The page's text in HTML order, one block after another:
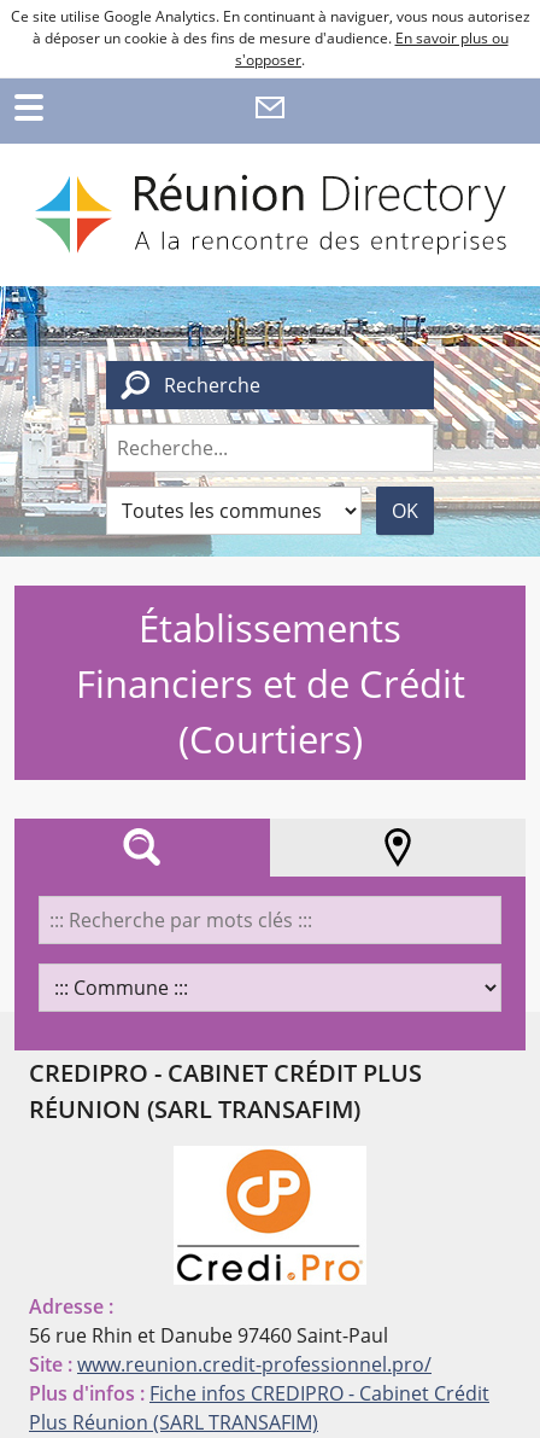
Ce site utilise Google Analytics. En continuant à naviguer, vous nous autorisez
à déposer un cookie à des fins de mesure d'audience. En savoir plus ou
s'opposer.
Recherche
Établissements
Financiers et de Crédit
(Courtiers)
Chargement...
CREDIPRO - CABINET CRÉDIT PLUS
RÉUNION (SARL TRANSAFIM)
Adresse :
56 rue Rhin et Danube97460 Saint-Paul
Site :www.reunion.credit-professionnel.pro/
Plus d'infos : Fiche infos CREDIPRO - Cabinet Crédit
Plus Réunion (SARL TRANSAFIM)